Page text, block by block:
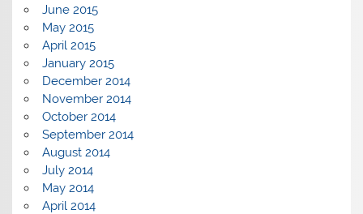
June 2015
May 2015
April 2015
January 2015
December 2014
November 2014
October 2014
September 2014
August 2014
July 2014
May 2014
April 2014